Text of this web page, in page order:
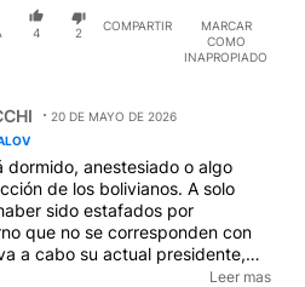
4 2
COMPARTIR
MARCAR
COMO
INAPROPIADO
20 DE MAYO DE 2026
dormido, anestesiado o algo
de los bolivianos. A solo
sido estafados por
que no se corresponden con
a cabo su actual presidente,
miles exigiendo la renunciaLeer mas